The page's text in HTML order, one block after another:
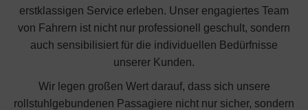
erstklassigen Service erleben. Unser engagiertes Team
von Fahrern ist nicht nur professionell geschult, sondern
auch sensibilisiert für die individuellen Bedürfnisse
unserer Kunden.
Wir legen großen Wert darauf, dass sich unsere
rollstuhlgebundenen Passagiere nicht nur sicher, sondern